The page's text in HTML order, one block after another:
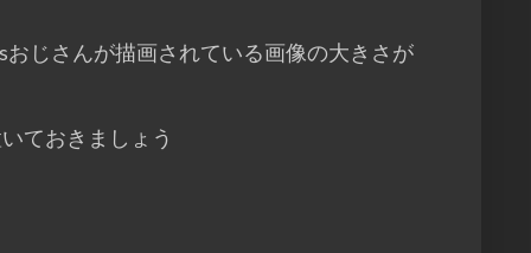
じさんが描画されている画像の大きさが
ておきましょう